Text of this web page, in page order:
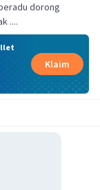
dorong
....
Klaim